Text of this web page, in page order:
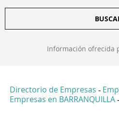
Información ofrecida
Directorio de Empresas -
Empresas en BARRANQUILLA -